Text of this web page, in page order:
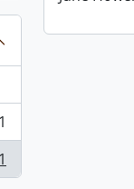
1
1